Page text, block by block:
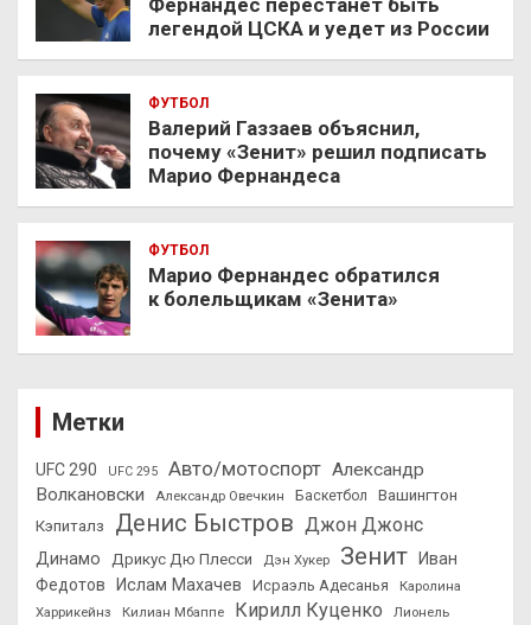
Фернандес перестанет быть
легендой ЦСКА и уедет из России
ФУТБОЛ
Валерий Газзаев объяснил,
почему «Зенит» решил подписать
Марио Фернандеса
ФУТБОЛ
Марио Фернандес обратился
к болельщикам «Зенита»
Метки
UFC 290 UFC 295 Авто/мотоспорт Александр
Волкановски
Александр Овечкин Баскетбол
Вашингтон
Кэпиталз
Денис Быстров Джон Джонс
Динамо Дрикус Дю Плесси Дэн Хукер Зенит
Иван
Федотов
Ислам Махачев Исраэль Адесанья
Каролина
Харрикейнз
Килиан Мбаппе Кирилл Куценко
Лионель